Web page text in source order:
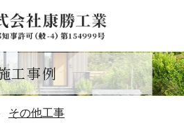
工事例
その他工事